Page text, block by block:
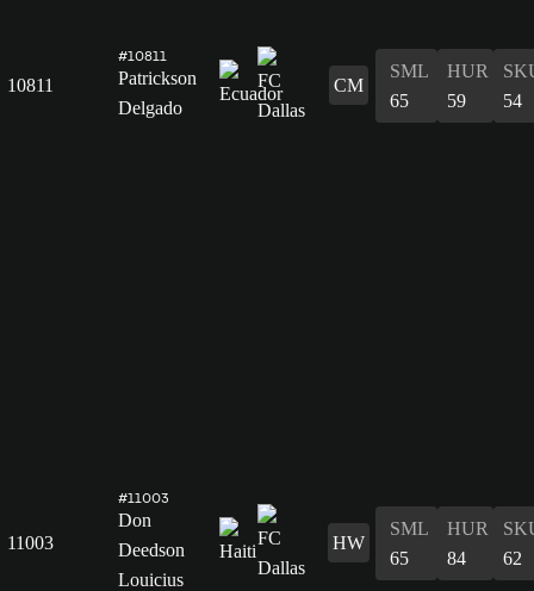
10811
#10811
Patrickson
Delgado
CM
SML
65
HUR
59
54
11003
#11003
Don
Deedson
Louicius
HW
SML
65
HUR
84
62